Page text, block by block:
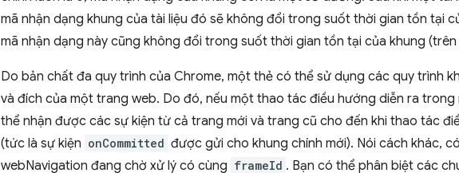
mã nhận dạng khung của tài liệu đó sẽ không đổi trong suốt thời gian tồn tại
mã nhận dạng này cũng không đổi trong suốt thời gian tồn tại của khung (trên
Do bản chất đa quy trình của Chrome, một thẻ có thể sử dụng các quy trình
và đích của một trang web. Do đó, nếu một thao tác điều hướng diễn ra
thể nhận được các sự kiện từ cả trang mới và trang cũ cho đến khi thao tác
(tức là sự kiện onCommitted được gửi cho khung chính mới). Nói cách khác,
webNavigation đang chờ xử lý có cùng frameId . Bạn có thể phân biệt các